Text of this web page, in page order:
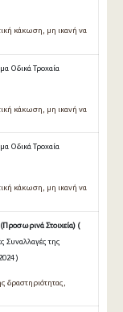
κάκωση, μη ικανή να
Οδικά Τροχαία
κάκωση, μη ικανή να
Οδικά Τροχαία
κάκωση, μη ικανή να
Στοιχεία) (
Συναλλαγές της
)
δραστηριότητας,